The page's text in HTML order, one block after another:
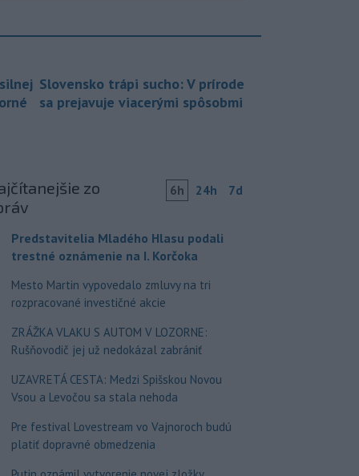
Slovensko trápi sucho: V prírode
sa prejavuje viacerými spôsobmi
zo
6h 24h 7d
Predstavitelia Mladého Hlasu podali
trestné oznámenie na I. Korčoka
Mesto Martin vypovedalo zmluvy na tri
rozpracované investičné akcie
ZRÁŽKA VLAKU S AUTOM V LOZORNE:
Rušňovodič jej už nedokázal zabrániť
UZAVRETÁ CESTA: Medzi Spišskou Novou
Vsou a Levočou sa stala nehoda
Pre festival Lovestream vo Vajnoroch budú
platiť dopravné obmedzenia